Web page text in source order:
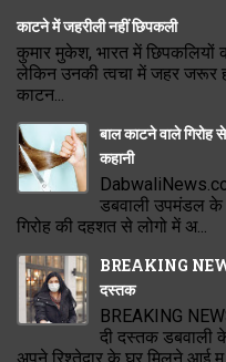
काटने में जहरीली नहीं छिपकली
कुमार मुकेश, भारत में छिपकलियों
लेकिन उनकी त्वचा में जहर जरूर
काटन...
बाल काटने वाले
कहानी
डबवाली उपमंडल के
गिरोह की दहशत से लोगो में अ...
BREAKING
दस्तक
BREAKING
दी दस्तक डबवाली
अपने रिश्तेदार के घर मिलने आई म...